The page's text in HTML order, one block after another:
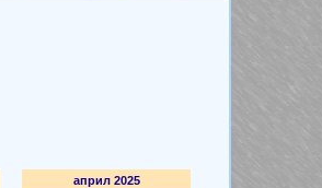
април 2025